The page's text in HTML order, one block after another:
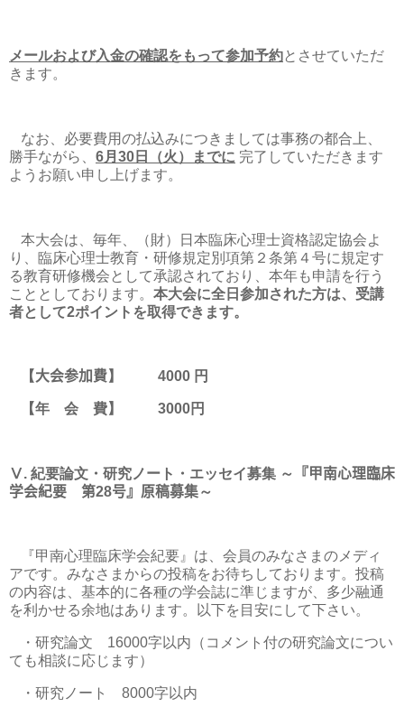
メールおよび入金の確認をもって参加予約とさせていただ
きます。
なお、必要費用の払込みにつきましては事務の都合上、
勝手ながら、 6月 30 日（火）までに 完了していただきます
ようお願い申し上げます。
本大会は、毎年、（財）日本臨床心理士資格認定協会よ
り、臨床心理士教育・研修規定別項第２条第４号に規定す
る教育研修機会として承認されており、本年も申請を行う
こととしております。 本大会に全日参加された方は、受講
者として2ポイントを取得できます。
【大会参加費】4000 円
【年 会 費】 3000円
Ⅴ. 紀要論文・研究ノート・エッセイ募集 ～
『甲南心理臨床
学会紀要 第28号』原稿募集～
『甲南心理臨床学会紀要』は、会員のみなさまのメディ
アです。みなさまからの投稿をお待ちしております。投稿
の内容は、基本的に各種の学会誌に準じますが、多少融通
を利かせる余地はあります。以下を目安にして下さい。
・研究論文 16000字以内（コメント付の研究論文につい
ても相談に応じます）
・研究ノート8000字以内